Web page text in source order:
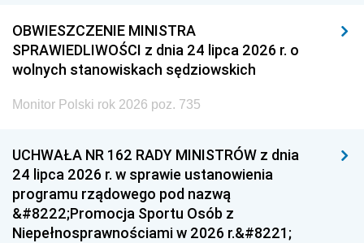
OBWIESZCZENIE MINISTRA
SPRAWIEDLIWOŚCI z dnia 24 lipca 2026 r. o
wolnych stanowiskach sędziowskich
Monitor Polski rok 2026 poz. 735
UCHWAŁA NR 162 RADY MINISTRÓW z dnia
24 lipca 2026 r. w sprawie ustanowienia
programu rządowego pod nazwą
&#8222;Promocja Sportu Osób z
Niepełnosprawnościami w 2026 r.&#8221;